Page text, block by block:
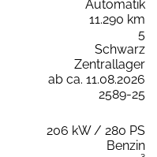
Automatik
11.290 km
5
Schwarz
Zentrallager
ab ca. 11.08.2026
2589-25
206 kW / 280 PS
Benzin